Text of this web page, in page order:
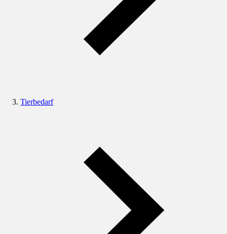
Tierbedarf